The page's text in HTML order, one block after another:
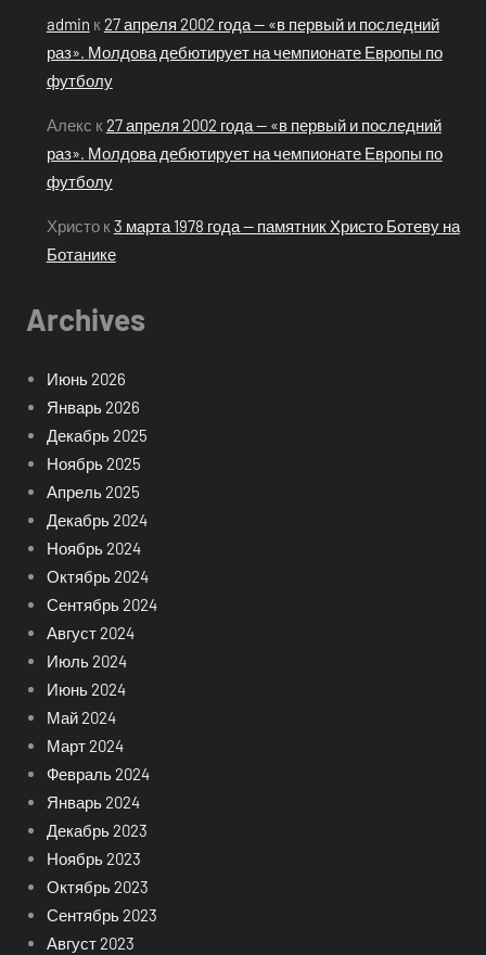
admin к 27 апреля 2002 года — «в первый и последний
раз». Молдова дебютирует на чемпионате Европы по
футболу
Алекс к 27 апреля 2002 года — «в первый и последний
раз». Молдова дебютирует на чемпионате Европы по
футболу
Христок 3 марта 1978 года — памятник Христо Ботеву на
Ботанике
Archives
Июнь 2026
Январь 2026
Декабрь 2025
Ноябрь 2025
Апрель 2025
Декабрь 2024
Ноябрь 2024
Октябрь 2024
Сентябрь 2024
Август 2024
Июль 2024
Июнь 2024
Май 2024
Март 2024
Февраль 2024
Январь 2024
Декабрь 2023
Ноябрь 2023
Октябрь 2023
Сентябрь 2023
Август 2023